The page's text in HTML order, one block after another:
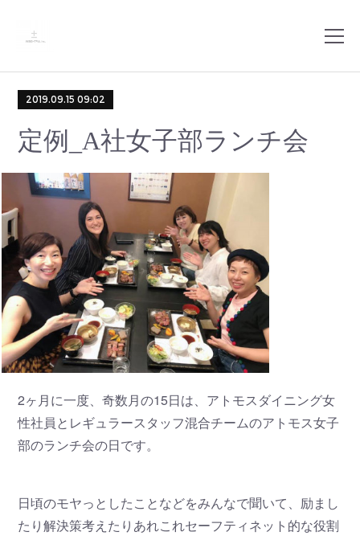
2019.09.15 09:02
定例_A社女子部ランチ会
2ヶ月に一度、奇数月の15日は、アトモスダイニング女
性社員とレギュラースタッフ混合チームのアトモス女子
部のランチ会の日です。
日頃のモヤっとしたことなどをみんなで聞いて、励まし
たり解決策考えたりあれこれセーフティネット的な役割